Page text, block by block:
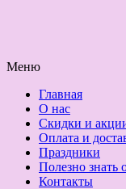
Меню
Главная
О нас
Скидки и
Оплата и
Праздники
Полезно знать
Контакты